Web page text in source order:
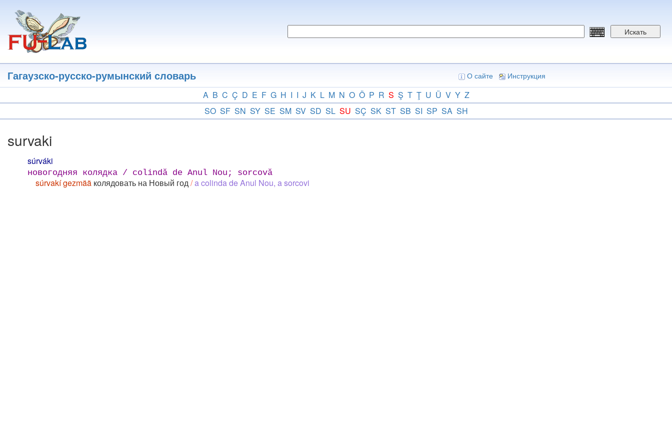
основному
содержанию
Искать
Гагаузско-русско-румынский словарь О сайте Инструкция
A B C Ç D E F G H I I J K L M N O Ö P R S Ş T Ţ U Ü V Y Z
SO SF SN SY SE SM SV SD SL SU SÇ SK ST SB SI SP SA SH
survaki
súrváki
новогодняя колядка / colindă de Anul Nou; sorcovă
súrvakí gezmää колядовать на Новый год/a colinda de Anul Nou, a sorcovi